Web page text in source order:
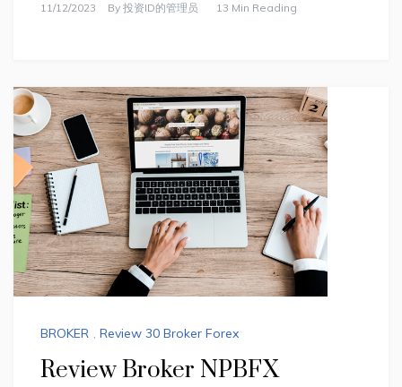
11/12/2023 By 投资ID的管理员 13 Min Reading
BROKER , Review 30 Broker Forex
Review Broker NPBFX